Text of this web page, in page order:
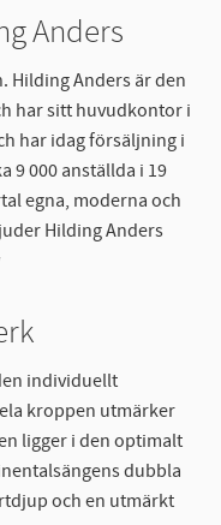
Anders
Hilding Anders är den
har sitt huvudkontor i
har idag försäljning i
9 000 anställda i 19
egna, moderna och
Hilding Anders
individuellt
kroppen utmärker
ligger i den optimalt
dubbla
och en utmärkt